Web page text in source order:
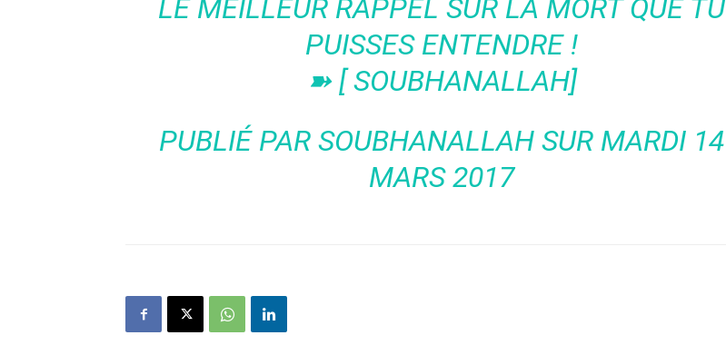
LE MEILLEUR RAPPEL SUR LA MORT QUE TU
PUISSES ENTENDRE !
➽ [ SOUBHANALLAH]
PUBLIÉ PAR SOUBHANALLAH SUR MARDI 14
MARS 2017